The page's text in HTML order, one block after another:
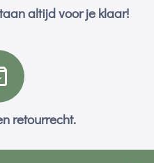
altijd voor je klaar!
retourrecht.